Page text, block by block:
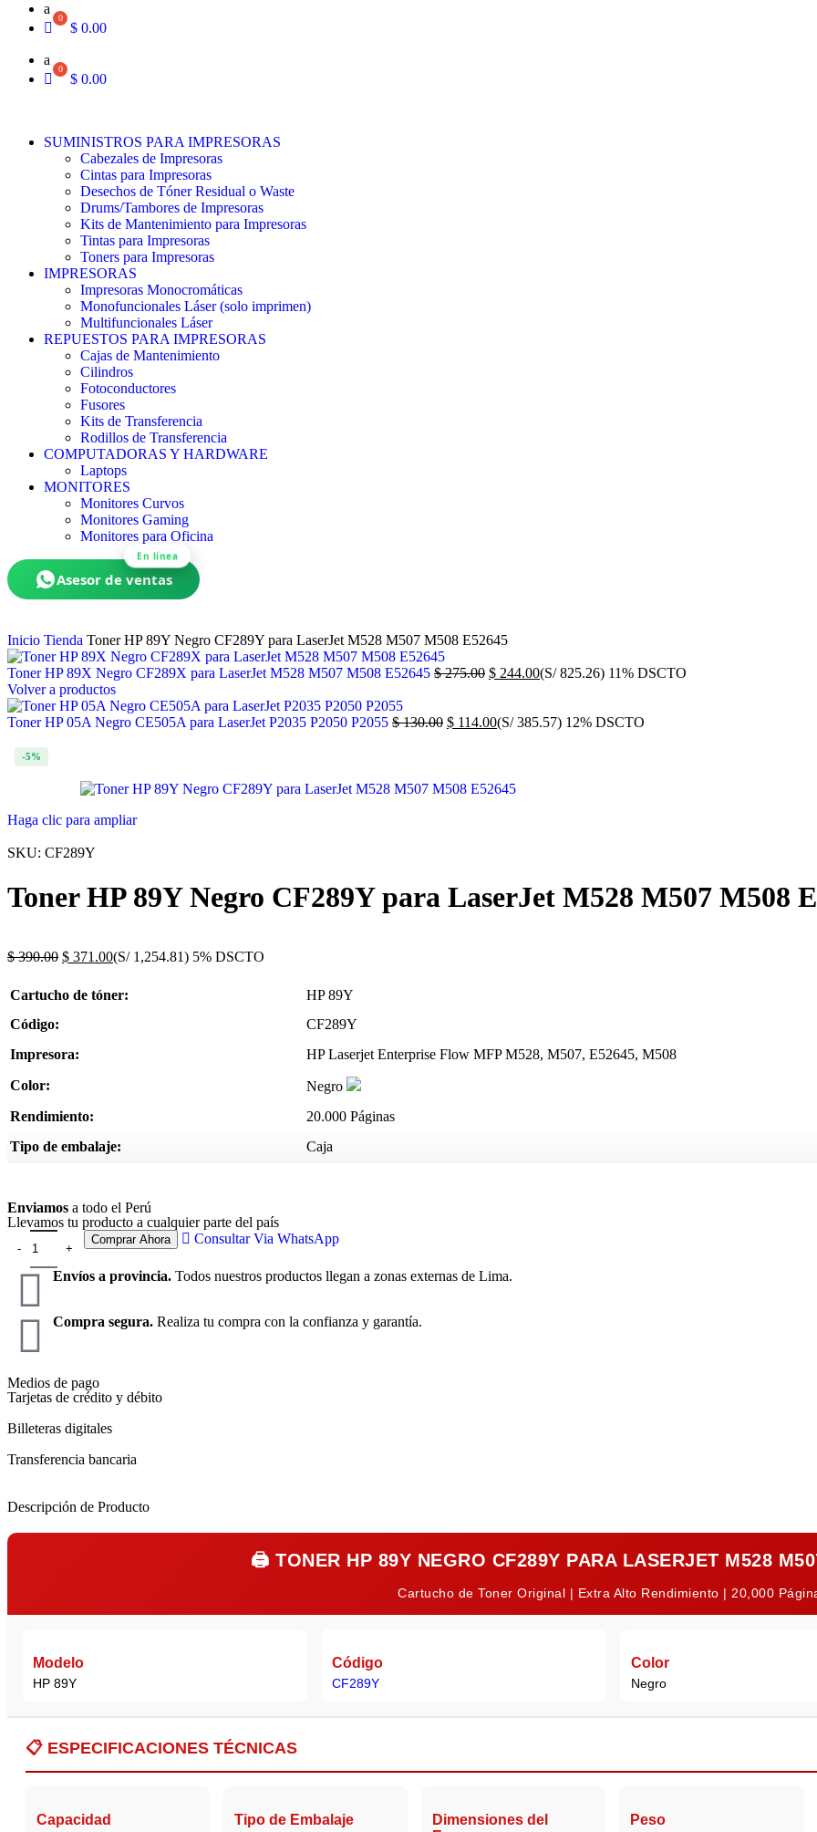
a
$ 0.00
a
$ 0.00
SUMINISTROS PARA IMPRESORAS
Cabezales de Impresoras
Cintas para Impresoras
Desechos de Tóner Residual o Waste
Drums/Tambores de Impresoras
Kits de Mantenimiento para Impresoras
Tintas para Impresoras
Toners para Impresoras
IMPRESORAS
Impresoras Monocromáticas
Monofuncionales Láser (solo imprimen)
Multifuncionales Láser
REPUESTOS PARA IMPRESORAS
Cajas de Mantenimiento
Cilindros
Fotoconductores
Fusores
Kits de Transferencia
Rodillos de Transferencia
COMPUTADORAS Y HARDWARE
Laptops
MONITORES
Monitores Curvos
Monitores Gaming
Monitores para Oficina
En línea
Asesor de ventas
Inicio Tienda Toner HP 89Y Negro CF289Y para LaserJet M528 M507 M508 E52645
Toner HP 89X Negro CF289X para LaserJet M528 M507 M508 E52645 $275.00 $ 244.00(S/ 825.26) 11% DSCTO
Volver a productos
Toner HP 05A Negro CE505A para LaserJet P2035 P2050 P2055 $130.00 $ 114.00(S/ 385.57) 12% DSCTO
-5%
Haga clic para ampliar
SKU: CF289Y
Toner HP 89Y Negro CF289Y para LaserJet M528 M507 M508
$390.00 $ 371.00(S/ 1,254.81) 5% DSCTO
Cartucho de tóner:
HP 89Y
Código:
CF289Y
Impresora:
HP Laserjet Enterprise Flow MFP M528, M507, E52645, M508
Color:
Negro
Rendimiento:
20.000 Páginas
Tipo de embalaje:
Caja
Enviamos a todo el Perú
Llevamos tu producto a cualquier parte del país
Comprar Ahora Consultar Via WhatsApp
Envíos a provincia. Todos nuestros productos llegan a zonas externas de Lima.
Compra segura. Realiza tu compra con la confianza y garantía.
Medios de pago
Tarjetas de crédito y débito
Billeteras digitales
Transferencia bancaria
Descripción de Producto
🖨️TONER HP 89Y NEGRO CF289Y PARA LASERJET M528
Cartucho de Toner Original | Extra Alto Rendimiento | 20,000
Modelo
HP 89Y
Código
CF289Y
Color
Negro
📋 ESPECIFICACIONES TÉCNICAS
Capacidad Tipo de Embalaje
Dimensiones del
Peso